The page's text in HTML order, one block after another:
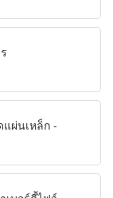
แผ่นเหล็ก -